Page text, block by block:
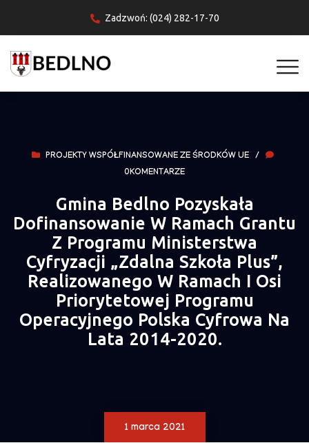
Zadzwoń: (024) 282-17-70
PROJEKTY WSPÓŁFINANSOWANE ZE ŚRODKÓW UE /
0KOMENTARZE
Gmina Bedlno Pozyskała
Dofinansowanie W Ramach Grantu
Z Programu Ministerstwa
Cyfryzacji „Zdalna Szkoła Plus”,
Realizowanego W Ramach I Osi
Priorytetowej Programu
Operacyjnego Polska Cyfrowa Na
Lata 2014-2020.
1 marca 2021